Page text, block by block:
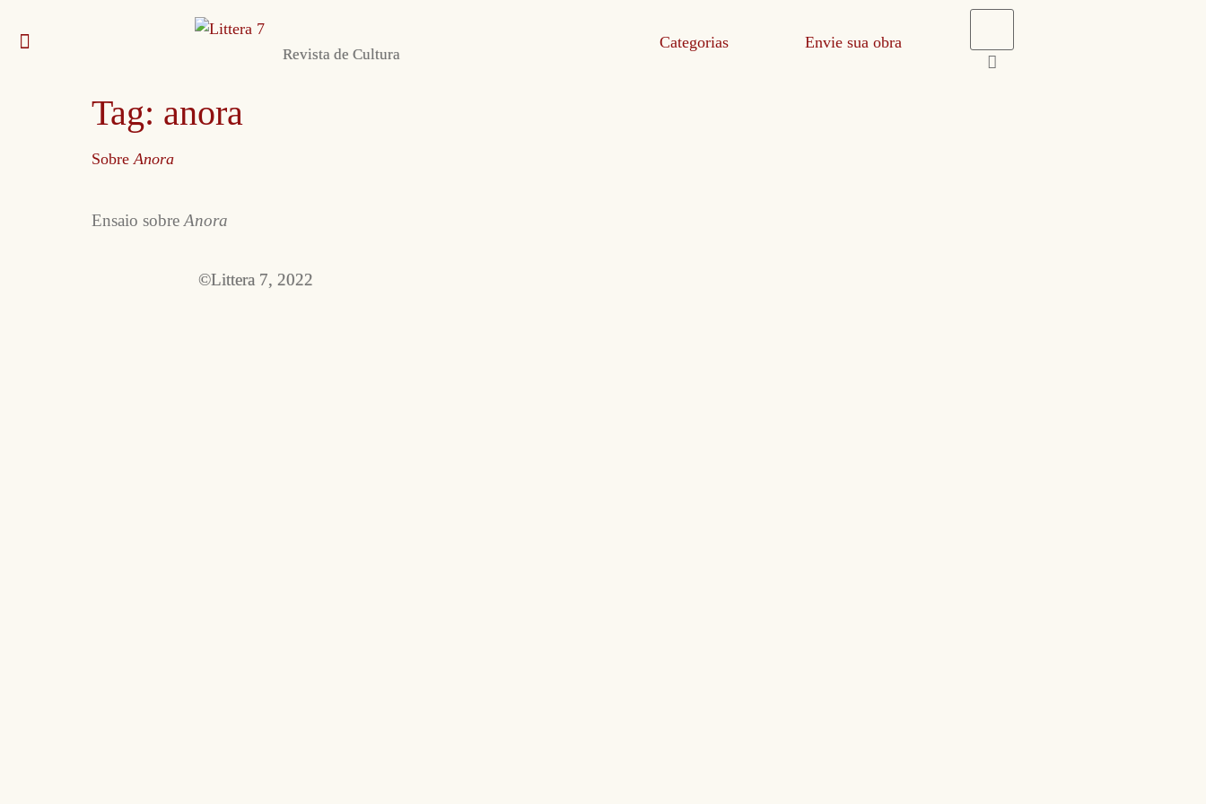
Revista de Cultura
Categorias Envie sua obra
Tag: anora
SobreAnora
Ensaio sobre Anora
©Littera 7, 2022